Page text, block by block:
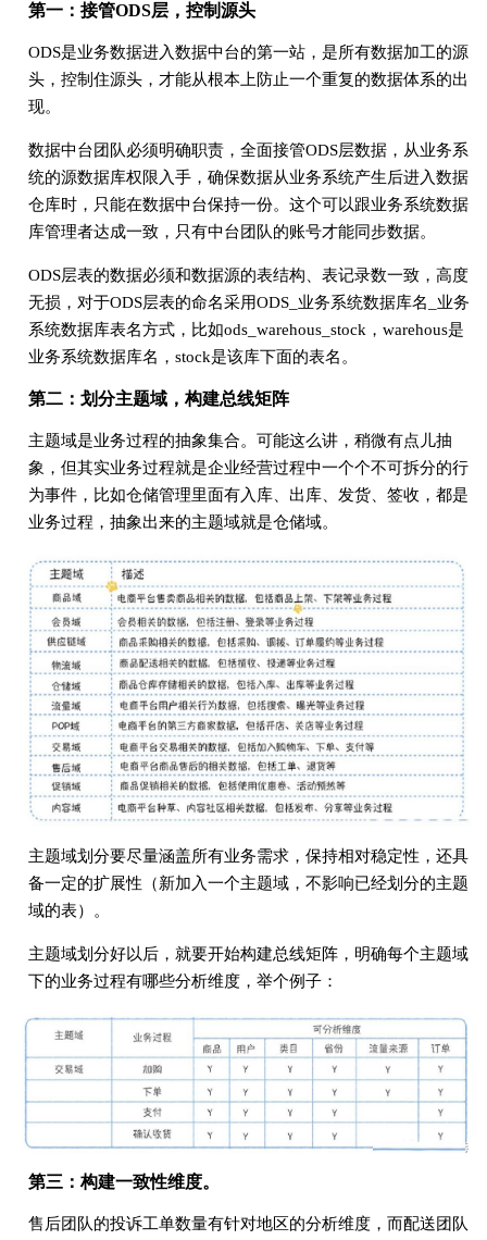
第⼀：接管ODS层，控制源头
ODS是业务数据进⼊数据中台的第⼀站，是所有数据加⼯的源
头，控制住源头，才能从根本上防⽌⼀个重复的数据体系的出
现。
数据中台团队必须明确职责，全⾯接管ODS层数据，从业务系
统的源数据库权限⼊⼿，确保数据从业务系统产⽣后进⼊数据
仓库时，只能在数据中台保持⼀份。这个可以跟业务系统数据
库管理者达成⼀致，只有中台团队的账号才能同步数据。
ODS层表的数据必须和数据源的表结构、表记录数⼀致，⾼度
⽆损，对于ODS层表的命名采⽤ODS_业务系统数据库名_业务
系统数据库表名⽅式，⽐如ods_warehous_stock，warehous是
业务系统数据库名，stock是该库下⾯的表名。
第⼆：划分主题域，构建总线矩阵
主题域是业务过程的抽象集合。可能这么讲，稍微有点⼉抽
象，但其实业务过程就是企业经营过程中⼀个个不可拆分的⾏
为事件，⽐如仓储管理⾥⾯有⼊库、出库、发货、签收，都是
业务过程，抽象出来的主题域就是仓储域。
主题域划分要尽量涵盖所有业务需求，保持相对稳定性，还具
备⼀定的扩展性（新加⼊⼀个主题域，不影响已经划分的主题
域的表）。
主题域划分好以后，就要开始构建总线矩阵，明确每个主题域
下的业务过程有哪些分析维度，举个例⼦：
第三：构建⼀致性维度。
售后团队的投诉⼯单数量有针对地区的分析维度，⽽配送团队